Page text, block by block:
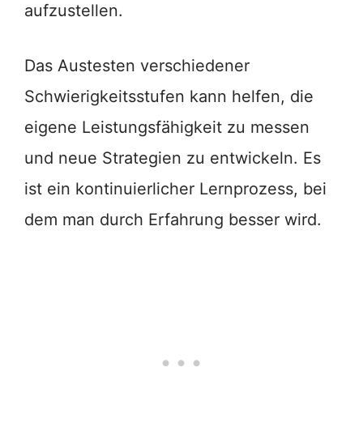
aufzustellen.
Das Austesten verschiedener
Schwierigkeitsstufen kann helfen, die
eigene Leistungsfähigkeit zu messen
und neue Strategien zu entwickeln. Es
ist ein kontinuierlicher Lernprozess, bei
dem man durch Erfahrung besser wird.